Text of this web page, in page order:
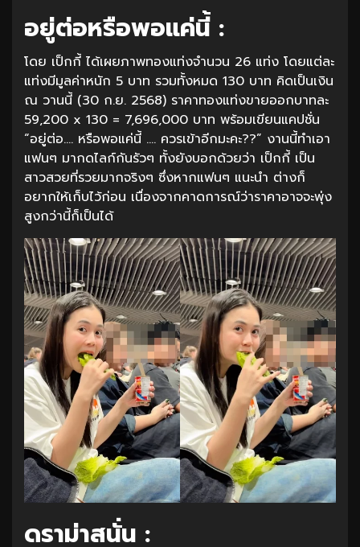
อยู่ต่อหรือพอแค่นี้ :
โดย เป็กกี้ ได้เผยภาพทองแท่งจำนวน 26 แท่ง โดยแต่ละ
แท่งมีมูลค่าหนัก 5 บาท รวมทั้งหมด 130 บาท คิดเป็นเงิน
ณ วานนี้ (30 ก.ย. 2568) ราคาทองแท่งขายออกบาทละ
59,200 x 130 = 7,696,000 บาท พร้อมเขียนแคปชั่น
“อยู่ต่อ…. หรือพอแค่นี้ …. ควรเข้าอีกมะคะ??” งานนี้ทำเอา
แฟนๆ มากดไลก์กันรัวๆ ทั้งยังบอกด้วยว่า เป็กกี้ เป็น
สาวสวยที่รวยมากจริงๆ ซึ่งหากแฟนๆ แนะนำ ต่างก็
อยากให้เก็บไว้ก่อน เนื่องจากคาดการณ์ว่าราคาอาจจะพุ่ง
สูงกว่านี้ก็เป็นได้
ดราม่าสนั่น :